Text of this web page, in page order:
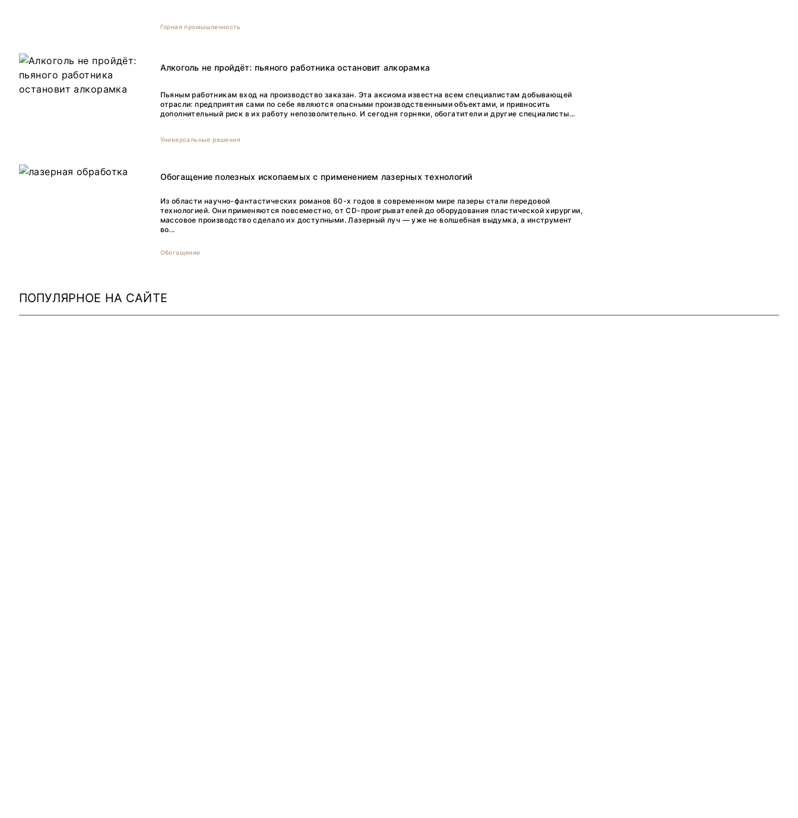
Горная промышленность
Алкоголь не пройдёт: пьяного работника остановит алкорамка
Пьяным работникам вход на производство заказан. Эта аксиома известна всем специалистам добывающей
отрасли: предприятия сами по себе являются опасными производственными объектами, и привносить
дополнительный риск в их работу непозволительно. И сегодня горняки, обогатители и другие специалисты...
Универсальные решения
Обогащение полезных ископаемых с применением лазерных технологий
Из области научно-фантастических романов 60-х годов в современном мире лазеры стали передовой
технологией. Они применяются повсеместно, от CD-проигрывателей до оборудования пластической хирургии,
массовое производство сделало их доступными. Лазерный луч — уже не волшебная выдумка, а инструмент
во...
Обогащение
ПОПУЛЯРНОЕ НА САЙТЕ